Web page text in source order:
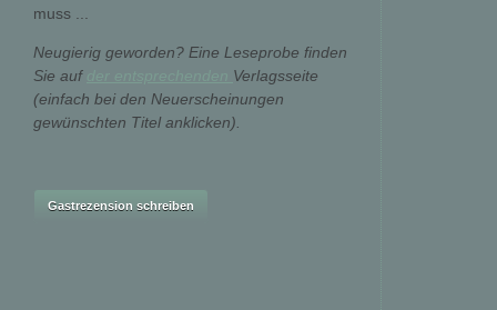
muss ...
Neugierig geworden? Eine Leseprobe finden
Sie auf
Verlagsseite
(einfach bei den Neuerscheinungen
gewünschten Titel anklicken).